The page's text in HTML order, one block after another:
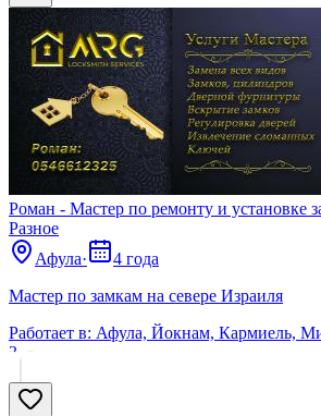
Роман - Мастер по ремонту и установке
Разное
Афула·
4 года
Мастер по замкам на севере Израиля
Работает в: Афула, Йокнам, Кармиель,
3